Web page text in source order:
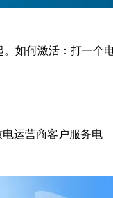
如何激活：打一个
运营商客户服务电